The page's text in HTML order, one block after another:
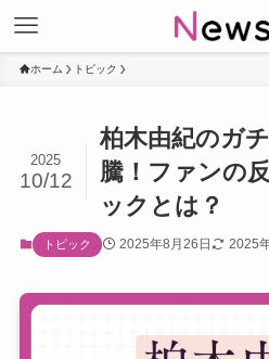
ホーム トピック
柏木由紀のガ
騰！ファンの
ックとは？
2025
10/12
トピック 2025年8月26日 2025